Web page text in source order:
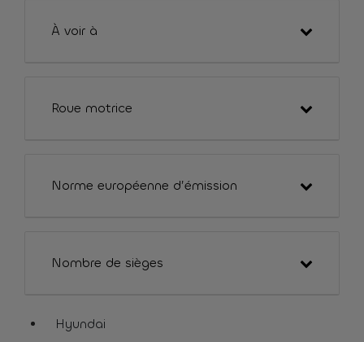
À voir à
Roue motrice
Norme européenne d’émission
Nombre de sièges
Hyundai